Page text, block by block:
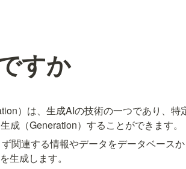
すか
）は、生成AIの技術の一つであり、特
成（Generation）することができます。
関連する情報やデータをデータベース
生成します。